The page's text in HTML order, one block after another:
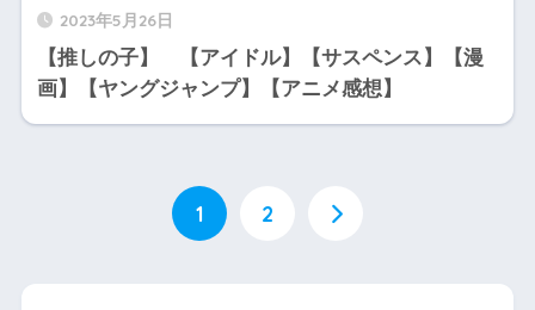
2023年5月26日
【推しの子】 【アイドル】【サスペンス】【漫
画】【ヤングジャンプ】【アニメ感想】
1 2